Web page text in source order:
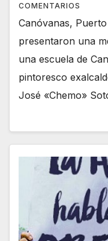
COMENTARIOS
Canóvanas,
presentaron una
una escuela de
pintoresco
José «Chemo»